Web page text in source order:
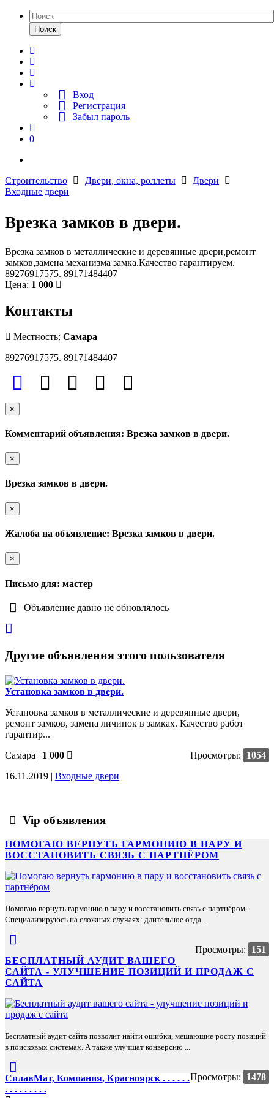
Поиск
Вход
Регистрация
Забыл пароль
0
Строительство Двери, окна, роллеты
Двери
Входные двери
Врезка замков в двери.
Врезка замков в металлические и деревянные двери,ремонт
замков,замена механизма замка.Качество гарантируем.
89276917575. 89171484407
Цена: 1 000
Контакты
Местность: Самара
89276917575. 89171484407
×
Комментарий объявления: Врезка замков в двери.
×
Врезка замков в двери.
×
Жалоба на объявление: Врезка замков в двери.
×
Письмо для: мастер
Объявление давно не обновлялось
Другие объявления этого пользователя
Установка замков в двери.
Установка замков в металлические и деревянные двери,
ремонт замков, замена личинок в замках. Качество работ
гарантир...
Самара | 1 000 Просмотры:
1054
16.11.2019 | Входные двери
Vip объявления
ПОМОГАЮ ВЕРНУТЬ ГАРМОНИЮ В ПАРУ И
ВОССТАНОВИТЬ СВЯЗЬ С ПАРТНЁРОМ
Помогаю вернуть гармонию в пару и восстановить связь с партнёром.
Специализируюсь на сложных случаях: длительное отда...
Просмотры:
151
БЕСПЛАТНЫЙ АУДИТ ВАШЕГО
САЙТА - УЛУЧШЕНИЕ ПОЗИЦИЙ И ПРОДАЖ С
САЙТА
Бесплатный аудит сайта позволит найти ошибки, мешающие росту позиций
в поисковых системах. А также улучшат конверсию ...
Просмотры: 1478
СплавМат, Компания, Красноярск . . . . . .
. . . . . . . . .